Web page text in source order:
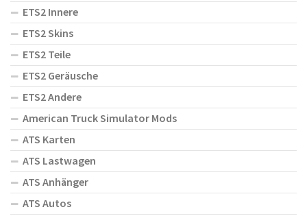
ETS2 Innere
ETS2 Skins
ETS2 Teile
ETS2 Geräusche
ETS2 Andere
American Truck Simulator Mods
ATS Karten
ATS Lastwagen
ATS Anhänger
ATS Autos